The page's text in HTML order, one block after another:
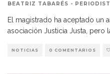
BEATRIZ TABARÉS -
El magistrado ha aceptado un
asociación Justicia Justa, pero
NOTICIAS 0 COMENTARIOS